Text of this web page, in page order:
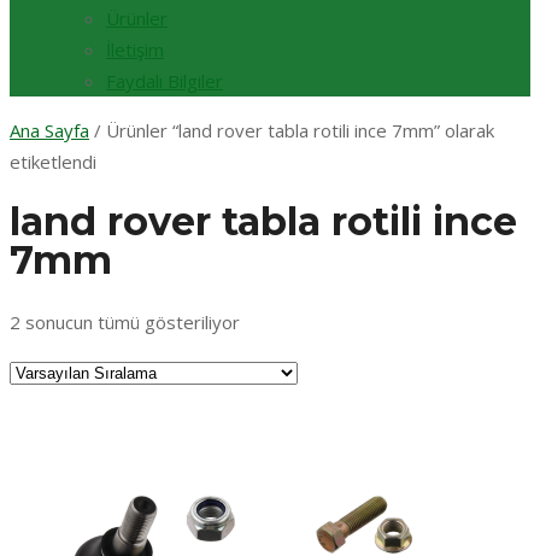
Ürünler
İletişim
Faydalı Bilgiler
Ana Sayfa / Ürünler “land rover tabla rotili ince 7mm” olarak
etiketlendi
land rover tabla rotili ince
7mm
2 sonucun tümü gösteriliyor